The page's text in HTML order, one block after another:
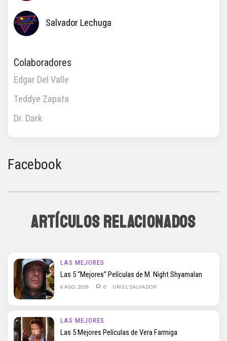
Salvador Lechuga
Colaboradores
Edgar Del Valle
Teddye Zapata
Dr. Dark
Facebook
ARTÍCULOS RELACIONADOS
LAS MEJORES
Las 5 “Mejores” Películas de M. Night Shyamalan
6 AGO, 2026 0 URIEL SALVADOR
LAS MEJORES
Las 5 Mejores Películas de Vera Farmiga